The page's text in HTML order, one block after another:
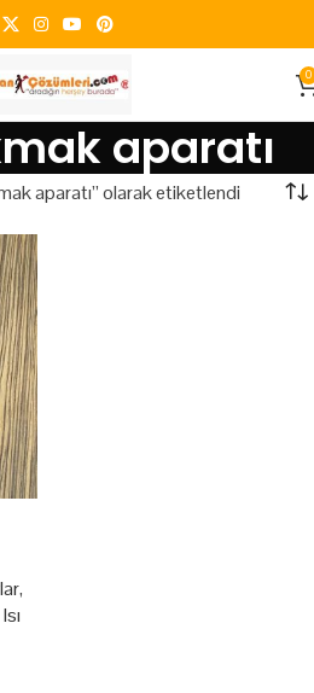
0
aparatı
aparatı” olarak etiketlendi
,